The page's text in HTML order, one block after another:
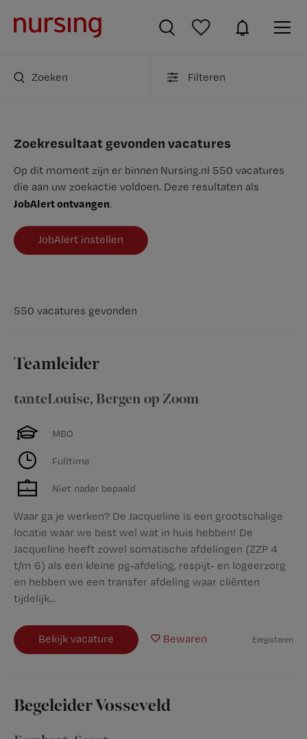
Zoeken Filteren
Zoekresultaat gevonden vacatures
Op dit moment zijn er binnen Nursing.nl 550 vacatures
die aan uw zoekactie voldoen. Deze resultaten als
JobAlert ontvangen.
JobAlert instellen
550 vacatures gevonden
Teamleider
tanteLouise, Bergen op Zoom
MBO
Fulltime
Niet nader bepaald
Waar ga je werken? De Jacqueline is een grootschalige
locatie waar we best wel wat in huis hebben! De
Jacqueline heeft zowel somatische afdelingen (ZZP 4
t/m 6) als een kleine pg-afdeling, respijt- en logeerzorg
en hebben we een transfer afdeling waar cliënten
tijdelijk...
Bekijk vacature Bewaren Eergisteren
Begeleider Vosseveld